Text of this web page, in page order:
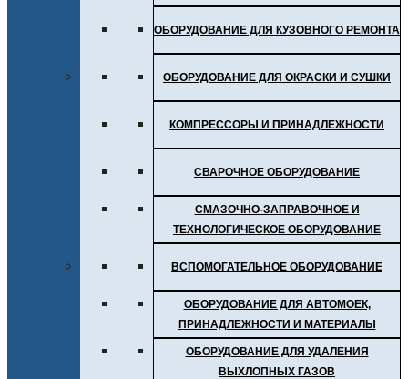
ОБОРУДОВАНИЕ ДЛЯ КУЗОВНОГО РЕМОНТА
ОБОРУДОВАНИЕ ДЛЯ ОКРАСКИ И СУШКИ
КОМПРЕССОРЫ И ПРИНАДЛЕЖНОСТИ
СВАРОЧНОЕ ОБОРУДОВАНИЕ
СМАЗОЧНО-ЗАПРАВОЧНОЕ И
ТЕХНОЛОГИЧЕСКОЕ ОБОРУДОВАНИЕ
ВСПОМОГАТЕЛЬНОЕ ОБОРУДОВАНИЕ
ОБОРУДОВАНИЕ ДЛЯ АВТОМОЕК,
ПРИНАДЛЕЖНОСТИ И МАТЕРИАЛЫ
ОБОРУДОВАНИЕ ДЛЯ УДАЛЕНИЯ
ВЫХЛОПНЫХ ГАЗОВ